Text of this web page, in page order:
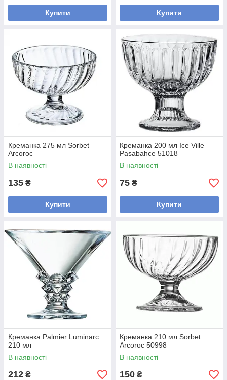
Купити Купити
Креманка 275 мл Sorbet
Arcoroc
В наявності
135 ₴
Купити
Креманка 200 мл Ice Ville
Pasabahce 51018
В наявності
75 ₴
Купити
Креманка Palmier Luminarc
210 мл
В наявності
212 ₴
Креманка 210 мл Sorbet
Arcoroc 50998
В наявності
150 ₴